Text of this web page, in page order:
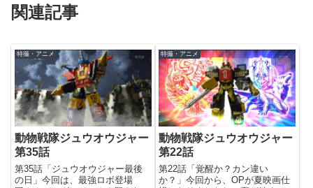
関連記事
特撮・アニメ
動物戦隊ジュウオウジャー
第35話
第35話「ジュウオウジャー最後
の日」今回は、最強ロボ登場
特撮・アニメ
動物戦隊ジュウオウジャー
第22話
第22話「覚醒か？カン違い
か？」今回から、OPが夏映画仕